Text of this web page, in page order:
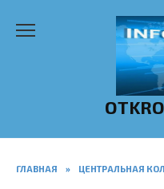
ГЛАВНАЯ » ЦЕНТРАЛЬНАЯ